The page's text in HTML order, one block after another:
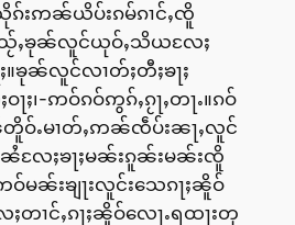
ၵ်းဢၼ်ယိပ်းၵမ်ၵၢင်ႇၸိူ
သႂ်ႇၶုၼ်လူင်ယုဝ်ႇသိယလႄႈ
ၶုၼ်လူင်လၢတ်ႈတီႈၶႃႈ
ႈ၊-ဢဝ်ၵဝ်ဢွၵ်ႇၵႂႃႇတႃႉ။ၵဝ်
တိူဝ်ႉမၢတ်ႇဢၼ်ၸဵပ်းၼႃႇလူင်
ၼႆလႄႈၶႃႈမၼ်းၵူၼ်းမၼ်းၸိူ
ၼ်းၶျႃးလူင်းသေၵႃႈၼိူဝ်
ႈတၢင်ႇၵႃႈၼိူဝ်လေႃႉရထႃးတု